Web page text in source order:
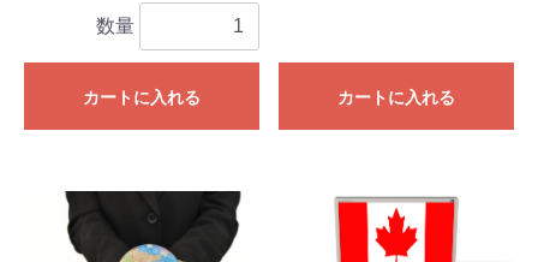
数量
カートに入れる カートに入れる